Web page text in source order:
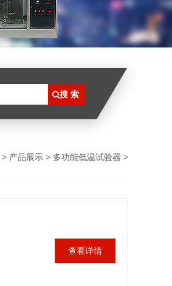
> 产品展示 > 多功能低温试验器 >
查看详情